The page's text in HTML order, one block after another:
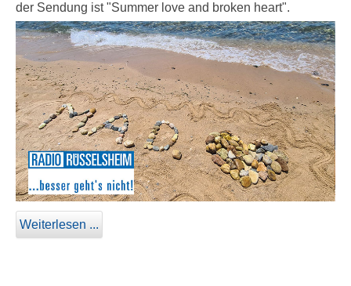
der Sendung ist "Summer love and broken heart".
Weiterlesen ...